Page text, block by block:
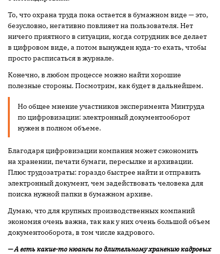
То, что охрана труда пока остается в бумажном виде — это,
безусловно, негативно повлияет на пользователя. Нет
ничего приятного в ситуации, когда сотрудник все делает
в цифровом виде, а потом вынужден куда-то ехать, чтобы
просто расписаться в журнале.
Конечно, в любом процессе можно найти хорошие
полезные стороны. Посмотрим, как будет в дальнейшем.
Но общее мнение участников эксперимента Минтруда
по цифровизации: электронный документооборот
нужен в полном объеме.
Благодаря цифровизации компания может сэкономить
на хранении, печати бумаги, пересылке и архивации.
Плюс трудозатраты: гораздо быстрее найти и отправить
электронный документ, чем задействовать человека для
поиска нужной папки в бумажном архиве.
Думаю, что для крупных производственных компаний
экономия очень важна, так как у них очень большой объем
документооборота, в том числе кадрового.
— А есть какие-то нюансы по длительному хранению кадровых